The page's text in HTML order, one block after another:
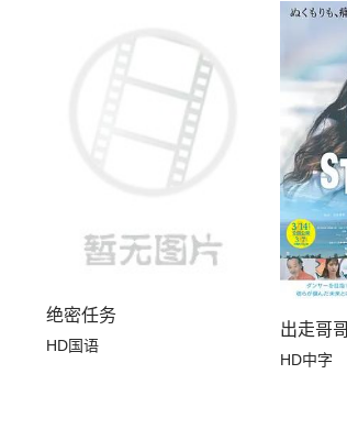
绝密任务
HD国语
出走哥
HD中字